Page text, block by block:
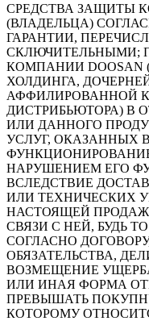
СРЕДСТВА ЗАЩИТЫ
(ВЛАДЕЛЬЦА)
ГАРАНТИИ,
СКЛЮЧИТЕЛЬНЫМИ;
КОМПАНИИ
ХОЛДИНГА,
АФФИЛИРОВАННОЙ
ДИСТРИБЬЮТОРА) В
ИЛИ ДАННОГО
УСЛУГ, ОКАЗАННЫХ
НАРУШЕНИЕМ ЕГО
ВСЛЕДСТВИЕ
ИЛИ ТЕХНИЧЕСКИХ
НАСТОЯЩЕЙ
СВЯЗИ С НЕЙ, БУДЬ
СОГЛАСНО
ОБЯЗАТЕЛЬСТВА,
ВОЗМЕЩЕНИЕ
ИЛИ ИНАЯ ФОРМА
ПРЕВЫШАТЬ
КОТОРОМУ